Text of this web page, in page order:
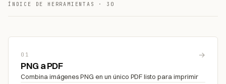
ÍNDICE DE HERRAMIENTAS · 30
01 →
PNG a PDF
Combina imágenes PNG en un único PDF listo para imprimir